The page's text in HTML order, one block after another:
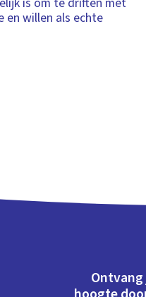
en willen als echte